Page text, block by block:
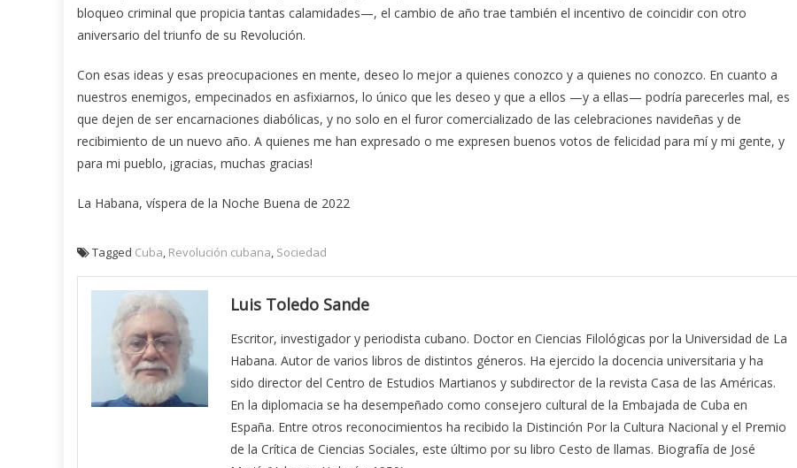
bloqueo criminal que propicia tantas calamidades—, el cambio de año trae también el incentivo de coincidir con otro
aniversario del triunfo de su Revolución.
Con esas ideas y esas preocupaciones en mente, deseo lo mejor a quienes conozco y a quienes no conozco. En cuanto a
nuestros enemigos, empecinados en asfixiarnos, lo único que les deseo y que a ellos —y a ellas— podría parecerles mal, es
que dejen de ser encarnaciones diabólicas, y no solo en el furor comercializado de las celebraciones navideñas y de
recibimiento de un nuevo año. A quienes me han expresado o me expresen buenos votos de felicidad para mí y mi gente, y
para mi pueblo, ¡gracias, muchas gracias!
La Habana, víspera de la Noche Buena de 2022
Tagged Cuba, Revolución cubana, Sociedad
Luis Toledo Sande
Escritor, investigador y periodista cubano. Doctor en Ciencias Filológicas por la Universidad de La
Habana. Autor de varios libros de distintos géneros. Ha ejercido la docencia universitaria y ha
sido director del Centro de Estudios Martianos y subdirector de la revista Casa de las Américas.
En la diplomacia se ha desempeñado como consejero cultural de la Embajada de Cuba en
España. Entre otros reconocimientos ha recibido la Distinción Por la Cultura Nacional y el Premio
de la Crítica de Ciencias Sociales, este último por su libro Cesto de llamas. Biografía de José